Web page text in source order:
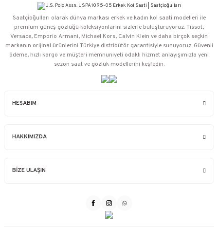
HESABIM
HAKKIMIZDA
BİZE ULAŞIN
Saatçioğulları⁠ olarak dünya markası erkek ve kadın kol saati modelleri ile
premium güneş gözlüğü koleksiyonlarını sizlerle buluşturuyoruz. Tissot,
Versace, Emporio Armani, Michael Kors, Calvin Klein ve daha birçok seçkin
markanın orijinal ürünlerini Türkiye distribütör garantisiyle sunuyoruz. Güvenli
ödeme, hızlı kargo ve müşteri memnuniyeti odaklı hizmet anlayışımızla yeni
sezon saat ve gözlük modellerini keşfedin.